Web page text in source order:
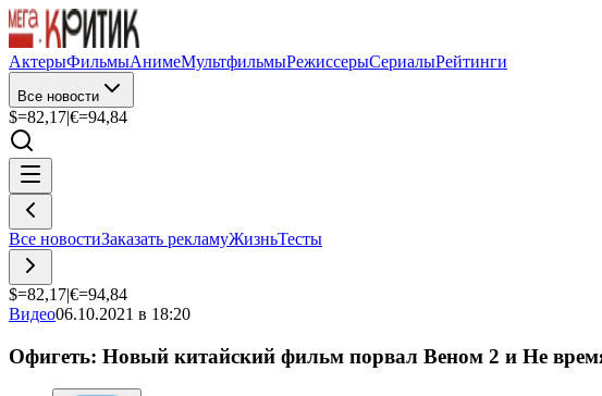
АктерыФильмыАнимеМультфильмыРежиссерыСериалыРейтинги
Все новости
$=82,17|€=94,84
Все новостиЗаказать рекламуЖизньТесты
$=82,17|€=94,84
Видео06.10.2021 в 18:20
Офигеть: Новый китайский фильм порвал Веном 2 и Не